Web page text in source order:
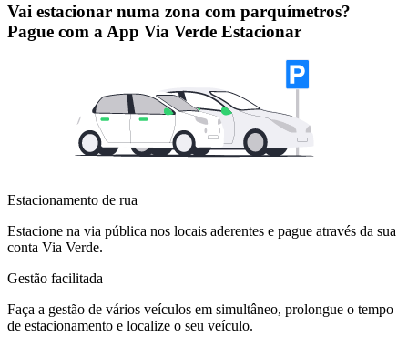
Vai estacionar numa zona com parquímetros?
Pague com a App Via Verde Estacionar
Estacionamento de rua
Estacione na via pública nos locais aderentes e pague através da sua
conta Via Verde.
Gestão facilitada
Faça a gestão de vários veículos em simultâneo, prolongue o tempo
de estacionamento e localize o seu veículo.